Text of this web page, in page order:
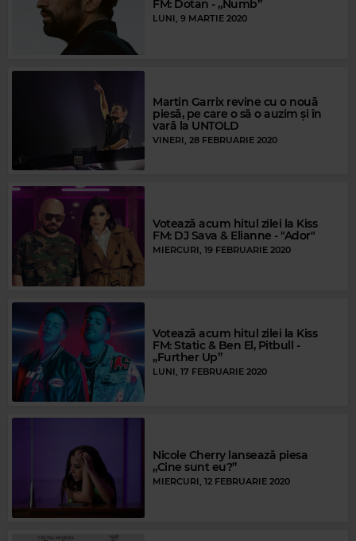
FM: Dotan - „Numb”
LUNI, 9 MARTIE 2020
Martin Garrix revine cu o nouă
piesă, pe care o să o auzim și în
vară la UNTOLD
VINERI, 28 FEBRUARIE 2020
Votează acum hitul zilei la Kiss
FM: DJ Sava & Elianne - "Ador"
MIERCURI, 19 FEBRUARIE 2020
Votează acum hitul zilei la Kiss
FM: Static & Ben El, Pitbull -
„Further Up”
LUNI, 17 FEBRUARIE 2020
Nicole Cherry lansează piesa
„Cine sunt eu?”
MIERCURI, 12 FEBRUARIE 2020